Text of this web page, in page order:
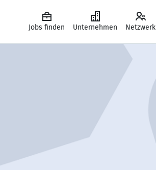
Jobs finden Unternehmen Netzwerk